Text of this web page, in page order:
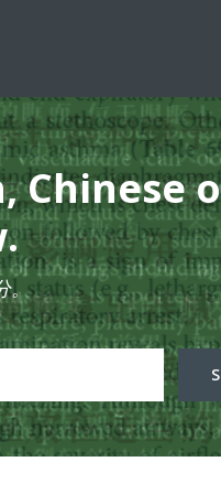
Chinese
。